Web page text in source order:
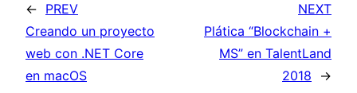
← PREV
Creando un proyecto
web con .NET Core
en macOS
NEXT
Plática “Blockchain +
MS” en TalentLand
2018
→